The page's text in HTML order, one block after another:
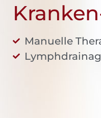
Manuelle